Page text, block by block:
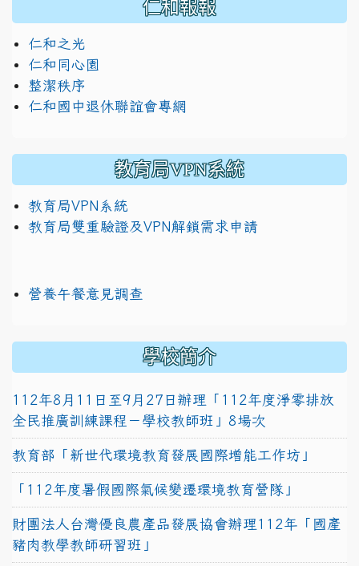
仁和報報
仁和之光
仁和同心園
整潔秩序
仁和國中退休聯誼會專網
教育局VPN系統
教育局VPN系統
教育局雙重驗證及VPN解鎖需求申請
營養午餐意見調查
學校簡介
112年8月11日至9月27日辦理「112年度淨零排放
全民推廣訓練課程－學校教師班」8場次
教育部「新世代環境教育發展國際增能工作坊」
「112年度暑假國際氣候變遷環境教育營隊」
財團法人台灣優良農產品發展協會辦理112年「國產
豬肉教學教師研習班」